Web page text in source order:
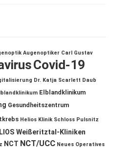
Augenoptiker Carl Gustav
Covid-19
Dr. Katja Scarlett Daub
Elblandklinikum
Gesundheitszentrum
Helios Klinik Schloss Pulsnitz
Weißeritztal-Kliniken
NCT NCT/UCC Neues Operatives